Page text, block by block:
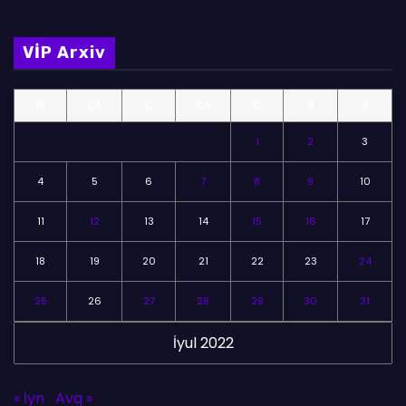
VİP Arxiv
İyul 2022
1 2 3
4 5 6 7 8 9 10
11 12 13 14 15 16 17
18 19 20 21 22 23 24
25 26 27 28 29 30 31
« İyn Avq »